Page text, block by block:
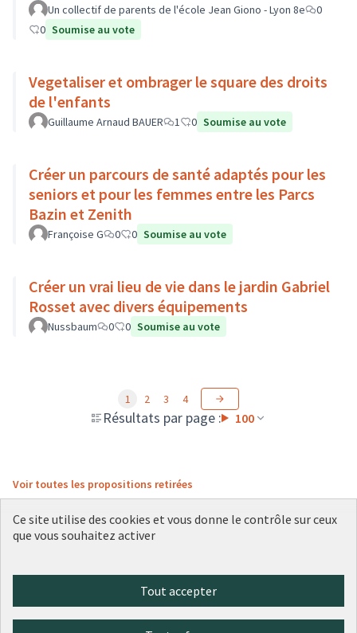
Un collectif de parents de l'école Jean Giono - Lyon 8e
0
0 Soumise au vote
Vegetaliser et ombrager le square des droits
de l'enfants
Guillaume Arnaud BAUER 1 0 Soumise au vote
Créer un parcours de santé adaptés pour les
seniors et pour les femmes entre les Parcs
Bazin et Zenith
Françoise G 0 0 Soumise au vote
Créer un vrai lieu de vie dans le jardin Gabriel
Rosset avec divers équipements
Nussbaum 0 0 Soumise au vote
Résultats par page : 100
1 2 3 4
Voir toutes les propositions retirées
(Lien externe)
(Lien externe)
(Lien externe)
(Lien externe)
(Lien externe)
Ce site utilise des cookies et vous donne le contrôle sur ceux
que vous souhaitez activer
Tout accepter